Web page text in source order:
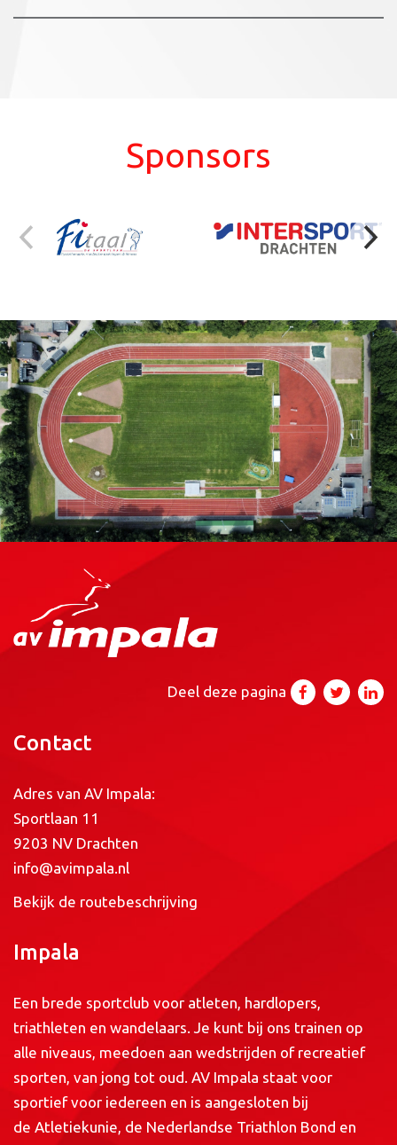
Sponsors
Deel deze pagina
Contact
Adres van AV Impala:
Sportlaan 11
9203 NV Drachten
info@avimpala.nl
Bekijk de routebeschrijving
Impala
Een brede sportclub voor atleten, hardlopers,
triathleten en wandelaars. Je kunt bij ons trainen op
alle niveaus, meedoen aan wedstrijden of recreatief
sporten, van jong tot oud. AV Impala staat voor
sportief voor iedereen en is aangesloten bij
de Atletiekunie, de Nederlandse Triathlon Bond en